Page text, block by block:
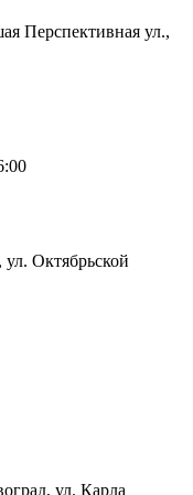
Перспективная ул.,
Октябрьской
ул. Карла